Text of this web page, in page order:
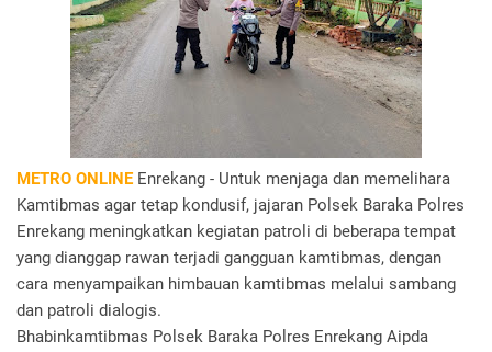
METRO ONLINEEnrekang - Untuk menjaga dan memelihara
Kamtibmas agar tetap kondusif, jajaran Polsek Baraka Polres
Enrekang meningkatkan kegiatan patroli di beberapa tempat
yang dianggap rawan terjadi gangguan kamtibmas, dengan
cara menyampaikan himbauan kamtibmas melalui sambang
dan patroli dialogis.
Bhabinkamtibmas Polsek Baraka Polres Enrekang Aipda